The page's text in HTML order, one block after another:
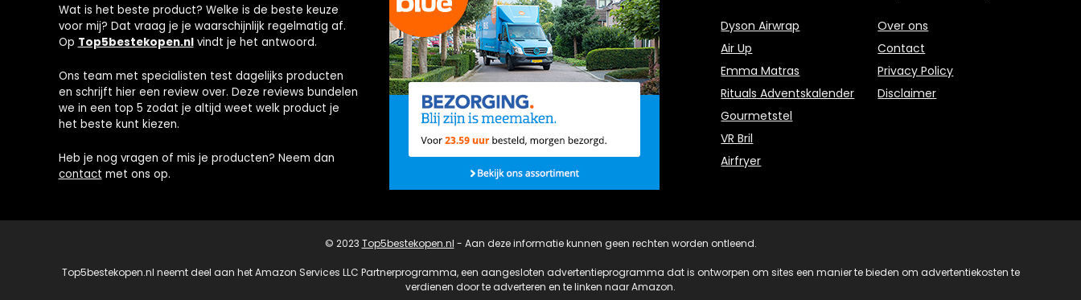
Wat is het beste product? Welke is de beste keuze
voor mij? Dat vraag je je waarschijnlijk regelmatig af.
Op Top5bestekopen.nlvindt je het antwoord.
Ons team met specialisten test dagelijks producten
en schrijft hier een review over. Deze reviews bundelen
we in een top 5 zodat je altijd weet welk product je
het beste kunt kiezen.
Heb je nog vragen of mis je producten? Neem dan
contact met ons op.
Dyson Airwrap
Air Up
Emma Matras
Rituals Adventskalender
Gourmetstel
VR Bril
Airfryer
Over ons
Contact
Privacy Policy
Disclaimer
© 2023 Top5bestekopen.nl - Aan deze informatie kunnen geen rechten worden ontleend.
Top5bestekopen.nl neemt deel aan het Amazon Services LLC Partnerprogramma, een aangesloten advertentieprogramma dat is ontworpen om sites een manier te bieden om advertentiekosten te
verdienen door te adverteren en te linken naar Amazon.